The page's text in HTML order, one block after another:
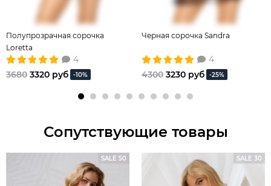
Полупрозрачная сорочка
Loretta
4
3680 3320 руб -10%
Черная сорочка Sandra
4
4300 3230 руб -25%
Сопутствующие товары
SALE 50 SALE 30